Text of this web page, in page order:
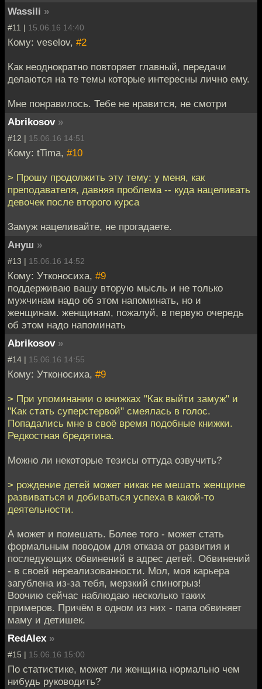
Wassili »
#11 | 15.06.16 14:40
Кому: veselov, #2
Как неоднократно повторяет главный, передачи
делаются на те темы которые интересны лично ему.
Мне понравилось. Тебе не нравится, не смотри
Abrikosov »
#12 | 15.06.16 14:51
Кому: tTima, #10
> Прошу продолжить эту тему: у меня, как
преподавателя, давняя проблема -- куда нацеливать
девочек после второго курса
Замуж нацеливайте, не прогадаете.
Ануш »
#13 | 15.06.16 14:52
Кому: Утконосиха, #9
поддерживаю вашу вторую мысль и не только
мужчинам надо об этом напоминать, но и
женщинам. женщинам, пожалуй, в первую очередь
об этом надо напоминать
Abrikosov »
#14 | 15.06.16 14:55
Кому: Утконосиха, #9
> При упоминании о книжках "Как выйти замуж" и
"Как стать суперстервой" смеялась в голос.
Попадались мне в своё время подобные книжки.
Редкостная бредятина.
Можно ли некоторые тезисы оттуда озвучить?
> рождение детей может никак не мешать женщине
развиваться и добиваться успеха в какой-то
деятельности.
А может и помешать. Более того - может стать
формальным поводом для отказа от развития и
последующих обвинений в адрес детей. Обвинений
- в своей нереализованности. Мол, моя карьера
загублена из-за тебя, мерзкий спиногрыз!
Воочию сейчас наблюдаю несколько таких
примеров. Причём в одном из них - папа обвиняет
маму и детишек.
RedAlex »
#15 | 15.06.16 15:00
По статистике, может ли женщина нормально чем
нибудь руководить?